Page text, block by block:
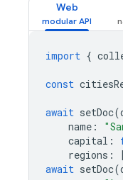
Web
import {
const
await setDoc(
name :
capital :
regions :
await setDoc(